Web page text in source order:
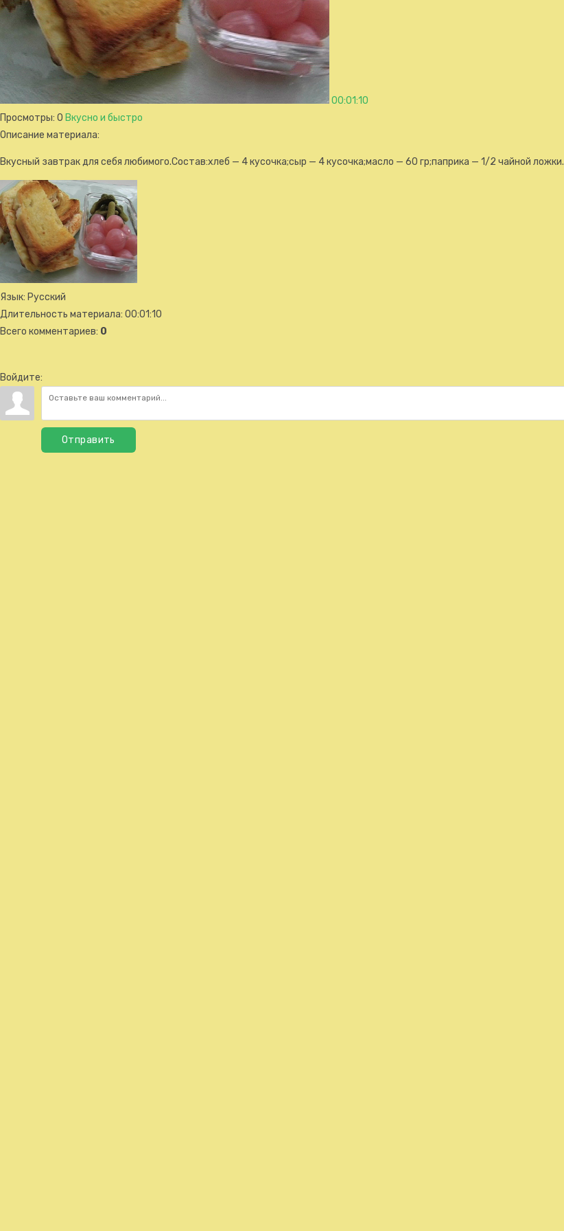
00:01:10
Просмотры: 0 Вкусно и быстро
Описание материала:
Вкусный завтрак для себя любимого.Состав:хлеб — 4 кусочка;сыр — 4 кусочка;масло — 60 гр;паприка — 1/2 чайной ложки.
Язык: Русский
Длительность материала: 00:01:10
Всего комментариев: 0
Войдите:
Отправить